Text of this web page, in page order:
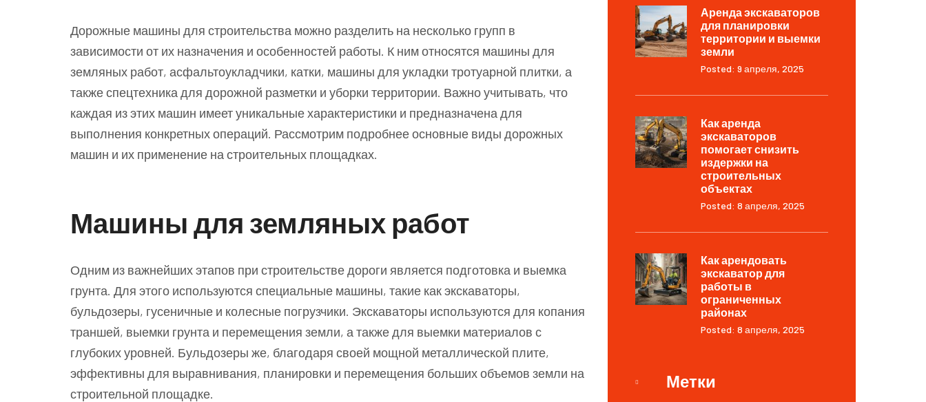
Дорожные машины для строительства можно разделить на несколько групп в
зависимости от их назначения и особенностей работы. К ним относятся машины для
земляных работ, асфальтоукладчики, катки, машины для укладки тротуарной плитки, а
также спецтехника для дорожной разметки и уборки территории. Важно учитывать, что
каждая из этих машин имеет уникальные характеристики и предназначена для
выполнения конкретных операций. Рассмотрим подробнее основные виды дорожных
машин и их применение на строительных площадках.
Машины для земляных работ
Одним из важнейших этапов при строительстве дороги является подготовка и выемка
грунта. Для этого используются специальные машины, такие как экскаваторы,
бульдозеры, гусеничные и колесные погрузчики. Экскаваторы используются для копания
траншей, выемки грунта и перемещения земли, а также для выемки материалов с
глубоких уровней. Бульдозеры же, благодаря своей мощной металлической плите,
эффективны для выравнивания, планировки и перемещения больших объемов земли на
строительной площадке.
Аренда экскаваторов
для планировки
территории и выемки
земли
Posted: 9 апреля, 2025
Как аренда
экскаваторов
помогает снизить
издержки на
строительных
объектах
Posted: 8 апреля, 2025
Как арендовать
экскаватор для
работы в
ограниченных
районах
Posted: 8 апреля, 2025
Метки